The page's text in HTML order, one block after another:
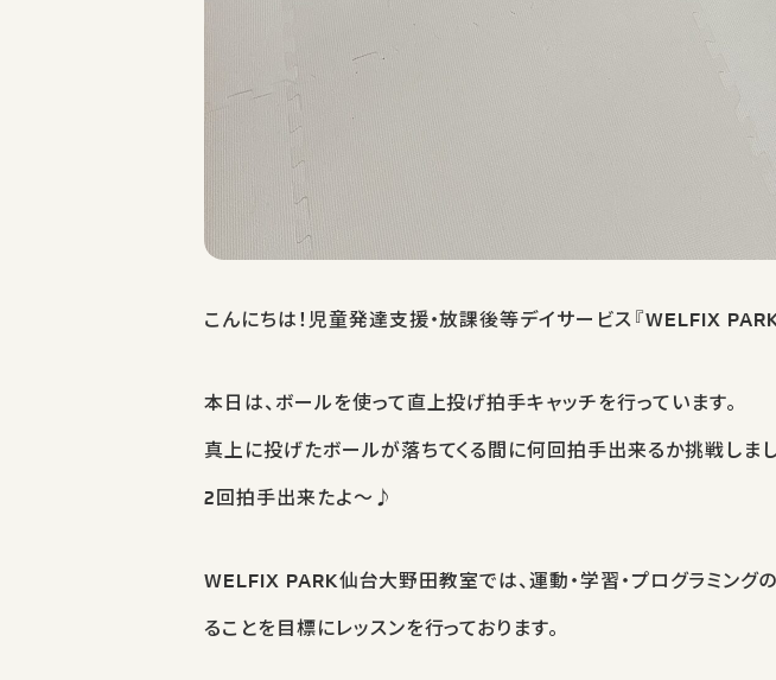
こんにちは！児童発達支援・放課後等デイサービス『WELFIX
本日は、ボールを使って直上投げ拍手キャッチを行っています。
真上に投げたボールが落ちてくる間に何回拍手出来るか挑戦しまし
2回拍手出来たよ～♪
WELFIX PARK仙台大野田教室では、運動・学習・プログラミング
ることを目標にレッスンを行っております。